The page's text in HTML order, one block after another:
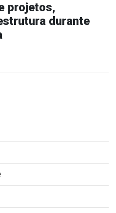
projetos,
durante